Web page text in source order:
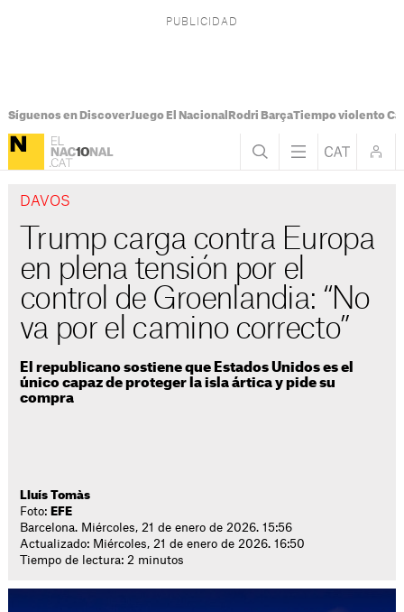
Síguenos en DiscoverJuego El Nacional Rodri BarçaTiempo violento
DAVOS
Trump carga contra Europa
en plena tensión por el
control de Groenlandia: “No
va por el camino correcto”
El republicano sostiene que Estados Unidos es el
único capaz de proteger la isla ártica y pide su
compra
Lluís Tomàs
Foto: EFE
Barcelona. Miércoles, 21 de enero de 2026. 15:56
Actualizado: Miércoles, 21 de enero de 2026. 16:50
Tiempo de lectura: 2 minutos